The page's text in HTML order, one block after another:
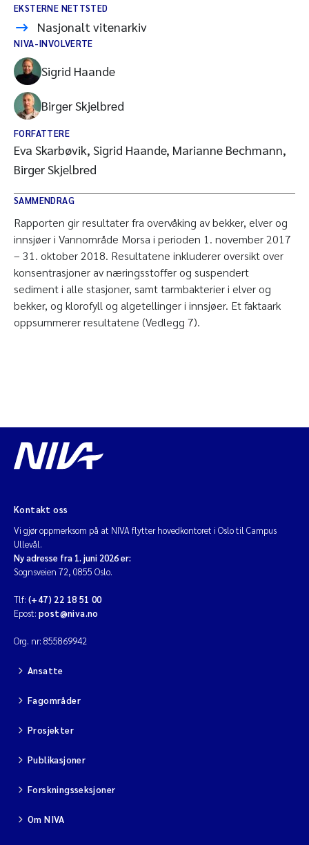
EKSTERNE NETTSTED
Nasjonalt vitenarkiv
NIVA-INVOLVERTE
Sigrid Haande
Birger Skjelbred
FORFATTERE
Eva Skarbøvik, Sigrid Haande, Marianne Bechmann,
Birger Skjelbred
SAMMENDRAG
Rapporten gir resultater fra overvåking av bekker, elver og
innsjøer i Vannområde Morsa i perioden 1. november 2017
– 31. oktober 2018. Resultatene inkluderer oversikt over
konsentrasjoner av næringsstoffer og suspendert
sediment i alle stasjoner, samt tarmbakterier i elver og
bekker, og klorofyll og algetellinger i innsjøer. Et faktaark
oppsummerer resultatene (Vedlegg 7).
Kontakt oss
Vi gjør oppmerksom på at NIVA flytter hovedkontoret i Oslo til Campus
Ullevål.
Ny adresse fra 1. juni 2026 er:
Sognsveien 72, 0855 Oslo.
Tlf: (+47) 22 18 51 00
Epost: post@niva.no
Org. nr: 855869942
Ansatte
Fagområder
Prosjekter
Publikasjoner
Forskningsseksjoner
Om NIVA